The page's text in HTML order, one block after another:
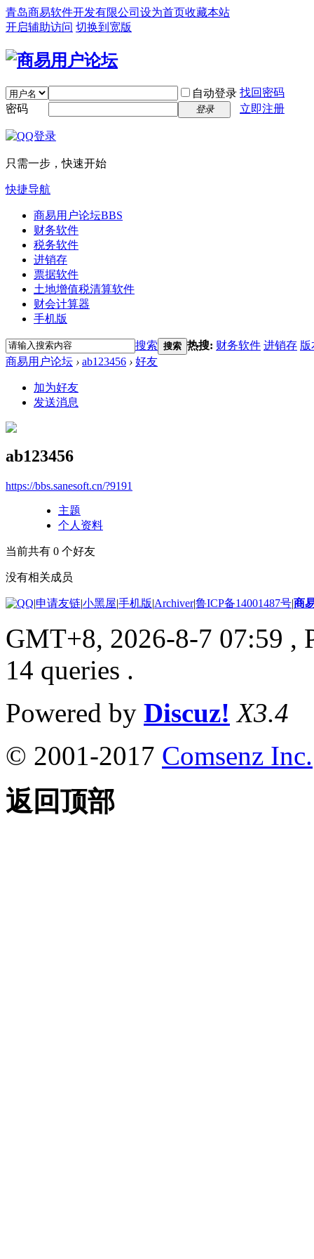
青岛商易软件开发有限公司 设为首页收藏本站
开启辅助访问 切换到宽版
自动登录 找回密码
密码
登录 立即注册
只需一步，快速开始
快捷导航
商易用户论坛BBS
财务软件
税务软件
进销存
票据软件
土地增值税清算软件
财会计算器
手机版
搜索 搜索 热搜: 财务软件 进销存 版
商易用户论坛 › ab123456 › 好友
加为好友
发送消息
ab123456
https://bbs.sanesoft.cn/?9191
主题
个人资料
当前共有 0 个好友
没有相关成员
|申请友链|小黑屋|手机版|Archiver|鲁ICP备14001487号|商
GMT+8, 2026-8-7 07:59 ,
14 queries .
Powered by Discuz! X3.4
© 2001-2017 Comsenz Inc.
返回顶部